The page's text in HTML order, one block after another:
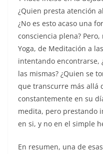
¿Quien presta atención
¿No es esto acaso una
consciencia plena?
Yoga, de Meditación a
intentando encontrarse,
las mismas? ¿Quien se
que transcurre más allá
constantemente en su
medita, pero prestando
en si, y no en el simple
En resumen, una de